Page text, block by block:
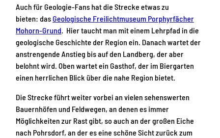
Auch für Geologie-Fans hat die Strecke etwas zu
bieten: dasGeologische Freilichtmuseum Porphyrfächer
Mohorn-Grund. Hier taucht man mit einem Lehrpfad in die
geologische Geschichte der Region ein. Danach wartet der
anstrengende Anstieg bis auf den Landberg, der aber
belohnt wird. Oben wartet ein Gasthof, der im Biergarten
einen herrlichen Blick über die nahe Region bietet.
Die Strecke führt weiter vorbei an vielen sehenswerten
Bauernhöfen und Feldwegen, an denen es immer
Möglichkeiten zur Rast gibt, so auch an der großen Eiche
nach Pohrsdorf, an der es eine schöne Sicht zurück zum